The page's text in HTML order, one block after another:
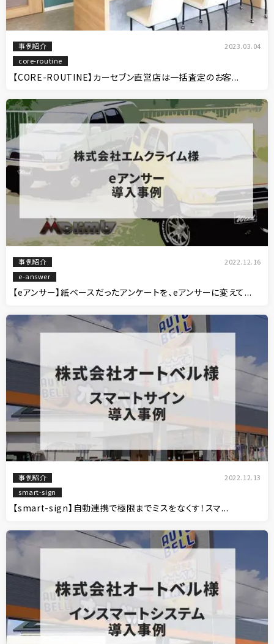
事例紹介
2023.03.04
core-routine
【CORE-ROUTINE】カーセブン直営店は一括査定のお客...
事例紹介
2022.12.16
e-answer
【eアンサー】紙ベースだったアンケートを、eアンサーに変えて...
事例紹介
2022.12.13
smart-sign
【smart-sign】自動連携で極限までミスをなくす！スマ...